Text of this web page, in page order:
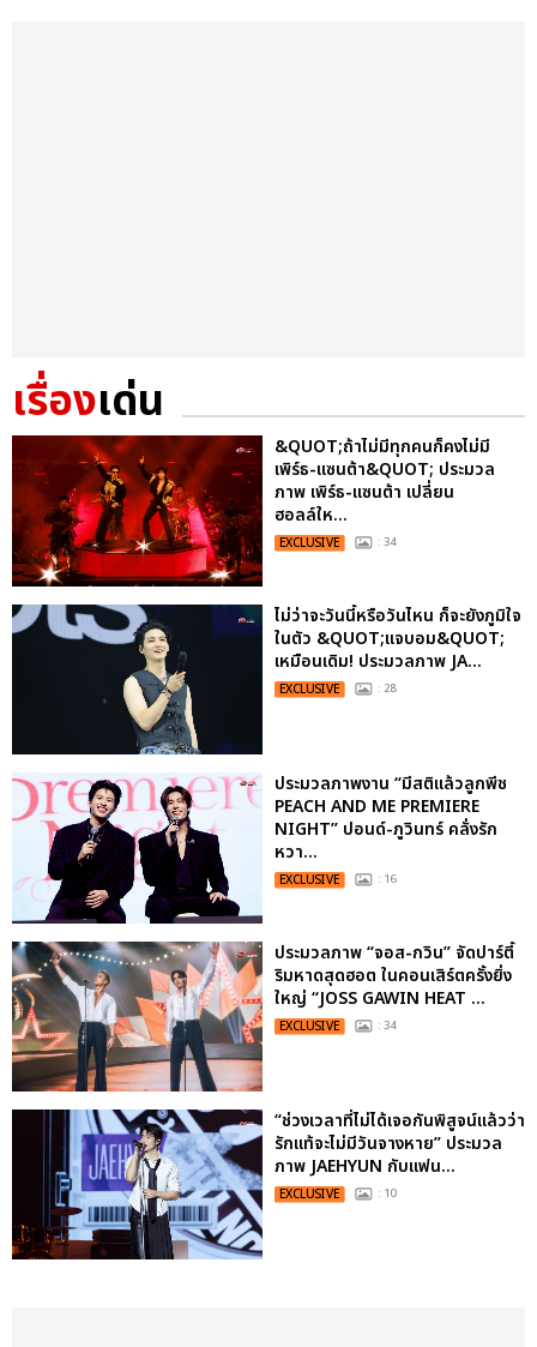
เรื่องเด่น
&QUOT;ถ้าไม่มีทุกคนก็คงไม่มี
เพิร์ธ-แซนต้า&QUOT; ประมวล
ภาพ เพิร์ธ-แซนต้า เปลี่ยน
ฮอลล์ให...
EXCLUSIVE : 34
ไม่ว่าจะวันนี้หรือวันไหน ก็จะยังภูมิใจ
ในตัว &QUOT;แจบอม&QUOT;
เหมือนเดิม! ประมวลภาพ JA...
EXCLUSIVE : 28
ประมวลภาพงาน “มีสติแล้วลูกพีช
PEACH AND ME PREMIERE
NIGHT” ปอนด์-ภูวินทร์ คลั่งรัก
หวา...
EXCLUSIVE : 16
ประมวลภาพ “จอส-กวิน” จัดปาร์ตี้
ริมหาดสุดฮอต ในคอนเสิร์ตครั้งยิ่ง
ใหญ่ “JOSS GAWIN HEAT ...
EXCLUSIVE : 34
“ช่วงเวลาที่ไม่ได้เจอกันพิสูจน์แล้วว่า
รักแท้จะไม่มีวันจางหาย” ประมวล
ภาพ JAEHYUN กับแฟน...
EXCLUSIVE : 10